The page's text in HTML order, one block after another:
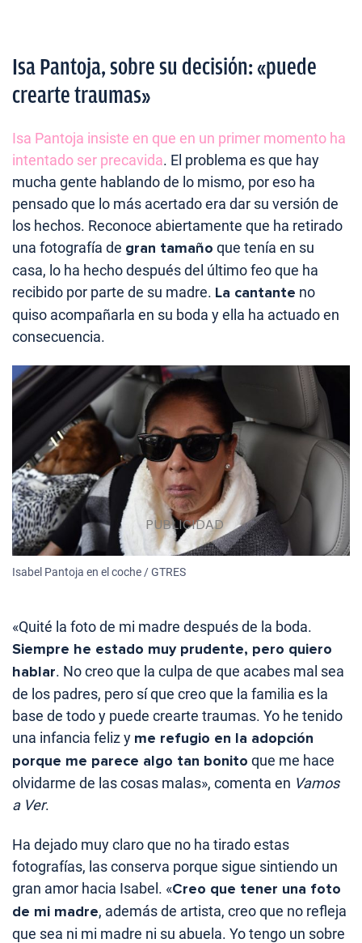
Isa Pantoja, sobre su decisión: «puede
crearte traumas»
Isa Pantoja insiste en que en un primer momento ha
intentado ser precavida. El problema es que hay
mucha gente hablando de lo mismo, por eso ha
pensado que lo más acertado era dar su versión de
los hechos. Reconoce abiertamente que ha retirado
una fotografía de gran tamaño que tenía en su
casa, lo ha hecho después del último feo que ha
recibido por parte de su madre. La cantante no
quiso acompañarla en su boda y ella ha actuado en
consecuencia.
Isabel Pantoja en el coche / GTRES
«Quité la foto de mi madre después de la boda.
Siempre he estado muy prudente, pero quiero
hablar. No creo que la culpa de que acabes mal sea
de los padres, pero sí que creo que la familia es la
base de todo y puede crearte traumas. Yo he tenido
una infancia feliz y me refugio en la adopción
porque me parece algo tan bonito que me hace
olvidarme de las cosas malas», comenta en Vamos
a Ver.
Ha dejado muy claro que no ha tirado estas
fotografías, las conserva porque sigue sintiendo un
gran amor hacia Isabel. «Creo que tener una foto
de mi madre, además de artista, creo que no refleja
que sea ni mi madre ni su abuela. Yo tengo un sobre